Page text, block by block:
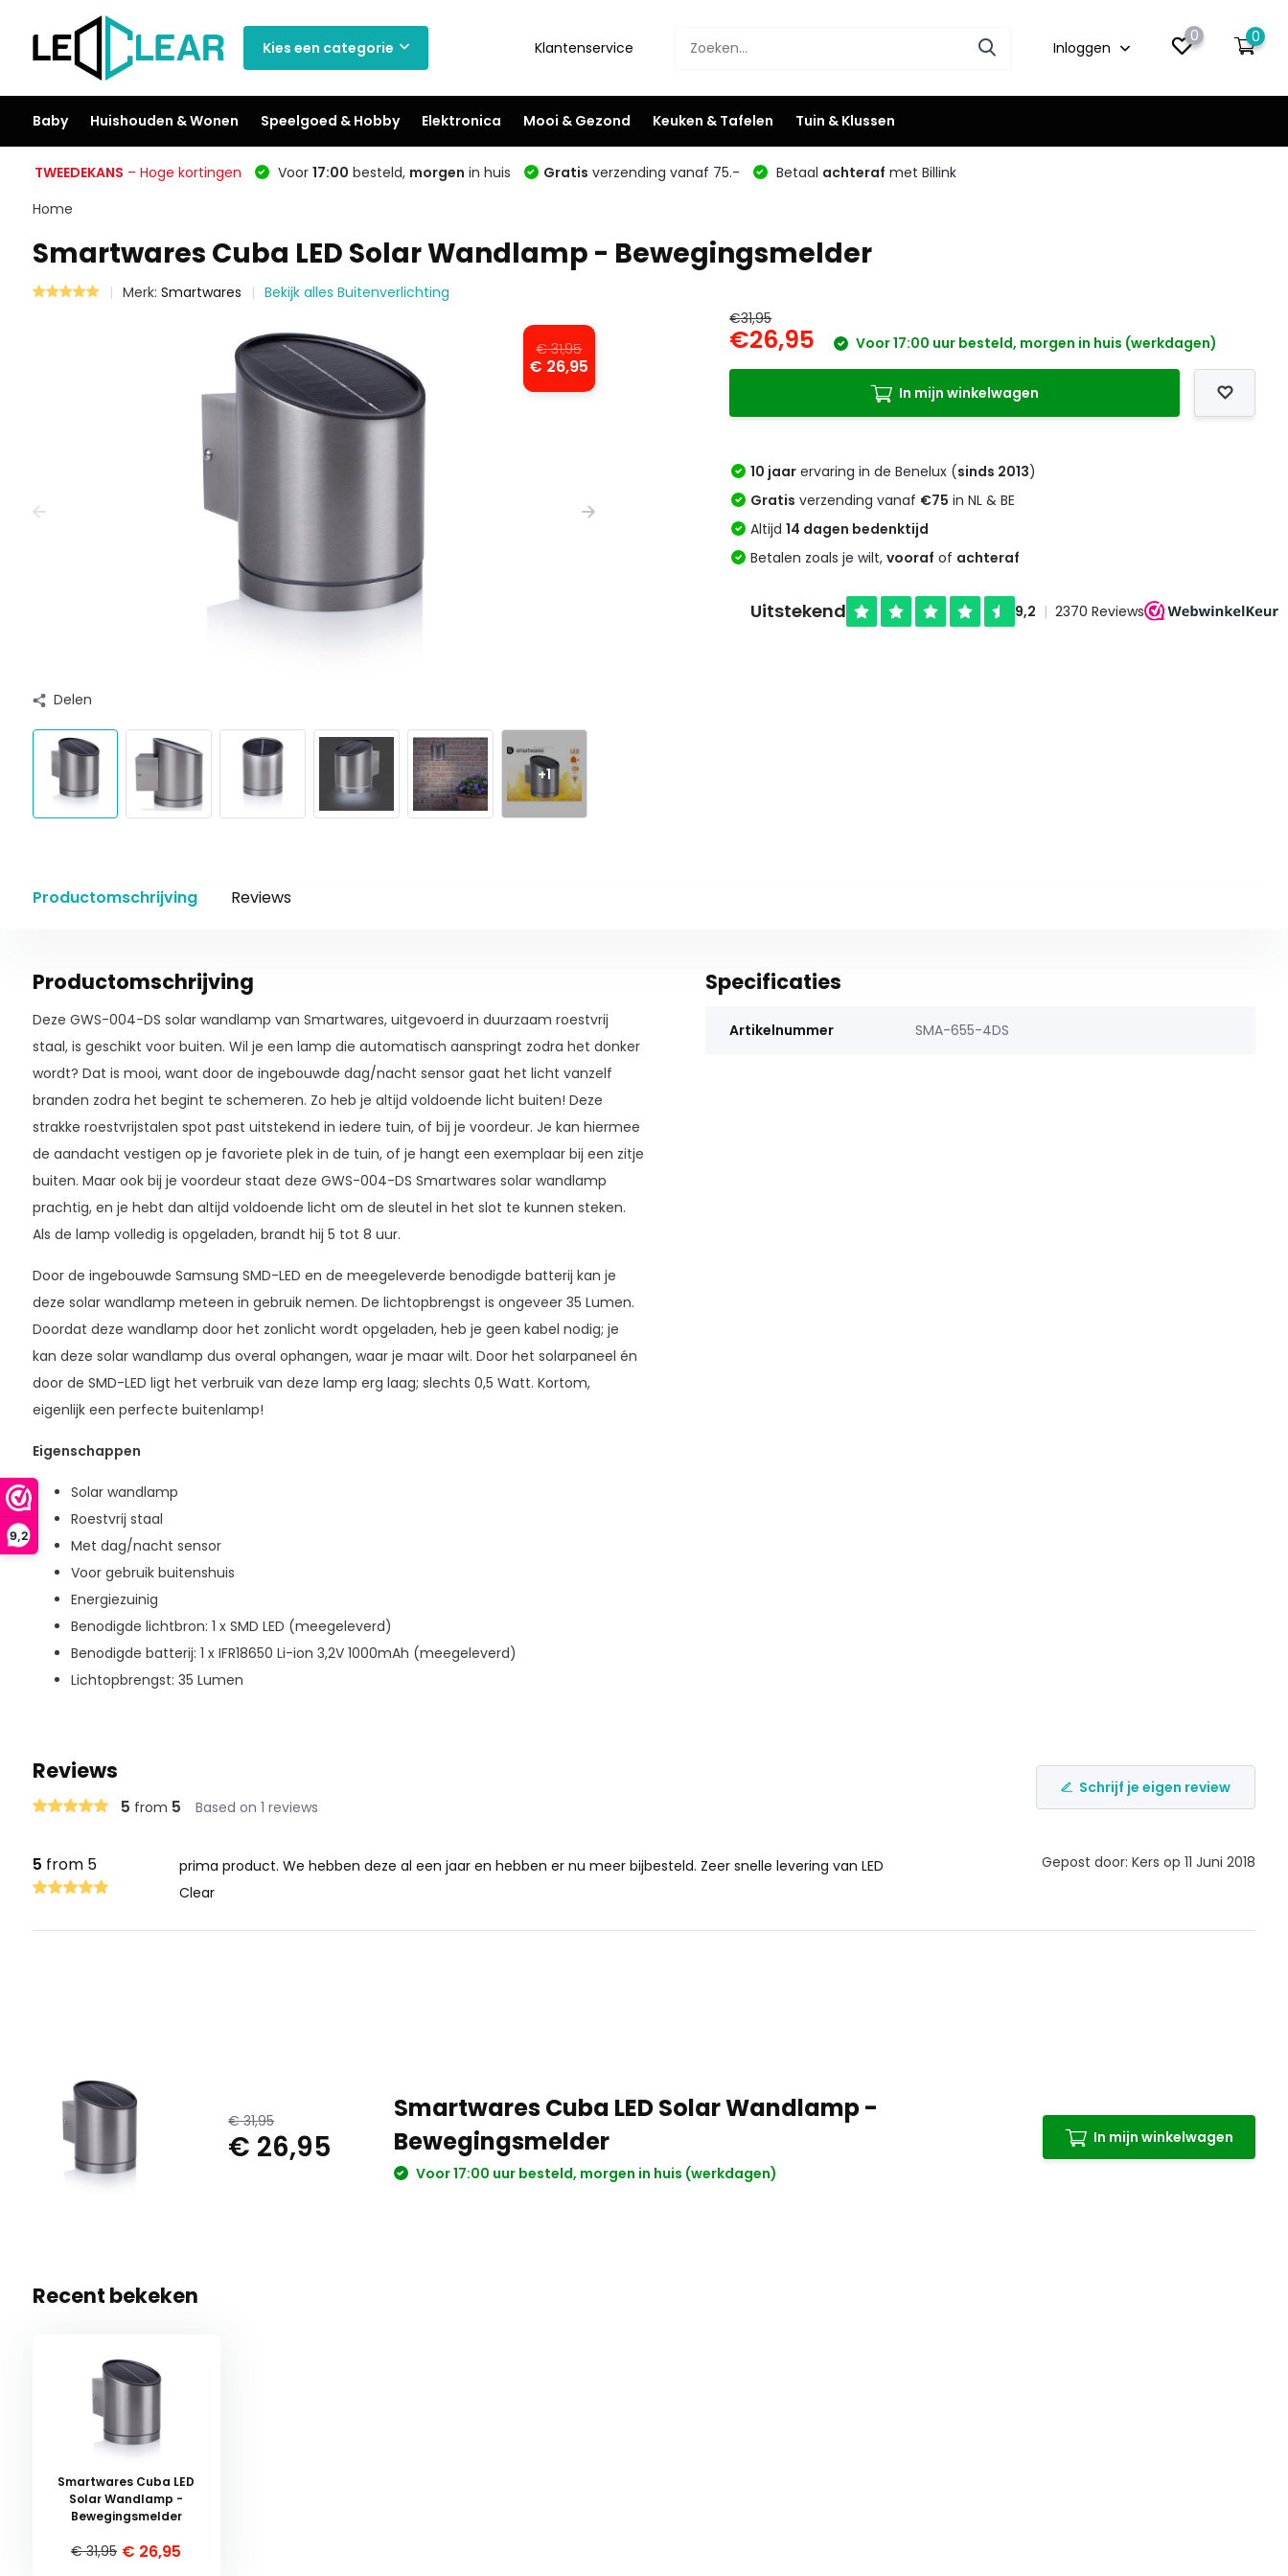
9,2
Kies een categorie Klantenservice Inloggen
0 0
Baby Huishouden & Wonen Speelgoed & Hobby Elektronica Mooi & Gezond Keuken & Tafelen Tuin & Klussen
TWEEDEKANS – Hoge kortingen Voor 17:00 besteld, morgen in huis Gratis verzending vanaf 75.- Betaal achteraf met Billink
Home
Smartwares Cuba LED Solar Wandlamp - Bewegingsmelder
Merk: Smartwares Bekijk alles Buitenverlichting
€ 31,95
€ 26,95
Delen
+1
€31,95
€26,95 Voor 17:00 uur besteld, morgen in huis (werkdagen)
In mijn winkelwagen
10 jaar ervaring in de Benelux (sinds 2013)
Gratis verzending vanaf €75 in NL & BE
Altijd14 dagen bedenktijd
Betalen zoals je wilt,vooraf of achteraf
Productomschrijving Reviews
Productomschrijving
Deze GWS-004-DS solar wandlamp van Smartwares, uitgevoerd in duurzaam roestvrij
staal, is geschikt voor buiten. Wil je een lamp die automatisch aanspringt zodra het donker
wordt? Dat is mooi, want door de ingebouwde dag/nacht sensor gaat het licht vanzelf
branden zodra het begint te schemeren. Zo heb je altijd voldoende licht buiten! Deze
strakke roestvrijstalen spot past uitstekend in iedere tuin, of bij je voordeur. Je kan hiermee
de aandacht vestigen op je favoriete plek in de tuin, of je hangt een exemplaar bij een zitje
buiten. Maar ook bij je voordeur staat deze GWS-004-DS Smartwares solar wandlamp
prachtig, en je hebt dan altijd voldoende licht om de sleutel in het slot te kunnen steken.
Als de lamp volledig is opgeladen, brandt hij 5 tot 8 uur.
Door de ingebouwde Samsung SMD-LED en de meegeleverde benodigde batterij kan je
deze solar wandlamp meteen in gebruik nemen. De lichtopbrengst is ongeveer 35 Lumen.
Doordat deze wandlamp door het zonlicht wordt opgeladen, heb je geen kabel nodig; je
kan deze solar wandlamp dus overal ophangen, waar je maar wilt. Door het solarpaneel én
door de SMD-LED ligt het verbruik van deze lamp erg laag; slechts 0,5 Watt. Kortom,
eigenlijk een perfecte buitenlamp!
Eigenschappen
Solar wandlamp
Roestvrij staal
Met dag/nacht sensor
Voor gebruik buitenshuis
Energiezuinig
Benodigde lichtbron: 1 x SMD LED (meegeleverd)
Benodigde batterij: 1 x IFR18650 Li-ion 3,2V 1000mAh (meegeleverd)
Lichtopbrengst: 35 Lumen
Specificaties
Artikelnummer SMA-655-4DS
Reviews
5 from 5 Based on 1 reviews
Schrijf je eigen review
5 from 5
prima product. We hebben deze al een jaar en hebben er nu meer bijbesteld. Zeer snelle levering van LED
Clear
Gepost door: Kers op 11 Juni 2018
€ 31,95
€ 26,95
Smartwares Cuba LED Solar Wandlamp -
Bewegingsmelder
Voor 17:00 uur besteld, morgen in huis (werkdagen)
In mijn winkelwagen
Recent bekeken
Smartwares Cuba LED
Solar Wandlamp -
Bewegingsmelder
€ 31,95 € 26,95